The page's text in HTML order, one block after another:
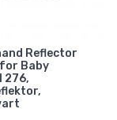
Reflector
Baby
276,